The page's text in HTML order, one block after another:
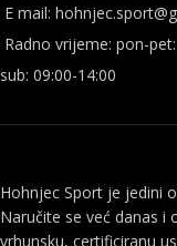
E mail:
Radno vrijeme: pon-
sub: 09:00-14:00
Hohnjec Sport je jedini
Naručite se već danas i
vrhunsku, certificiranu